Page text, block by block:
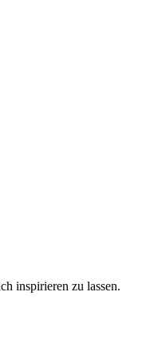
inspirieren zu lassen.